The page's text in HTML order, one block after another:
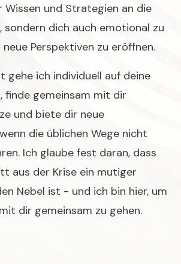
Wissen und Strategien an die
sondern dich auch emotional zu
Perspektiven zu eröffnen.
gehe ich individuell auf deine
finde gemeinsam mit dir
und biete dir neue
die üblichen Wege nicht
Ich glaube fest daran, dass
aus der Krise ein mutiger
Nebel ist - und ich bin hier, um
dir gemeinsam zu gehen.